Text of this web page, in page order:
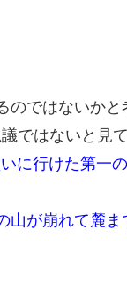
ではないかと
ではないと見
に行けた第一
山が崩れて麓